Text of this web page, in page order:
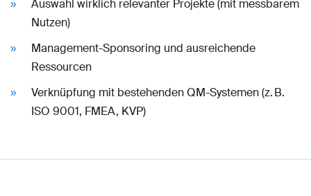
Auswahl wirklich relevanter Projekte (mit messbarem
Nutzen)
Management-Sponsoring und ausreichende
Ressourcen
Verknüpfung mit bestehenden QM-Systemen (z. B.
ISO 9001, FMEA, KVP)